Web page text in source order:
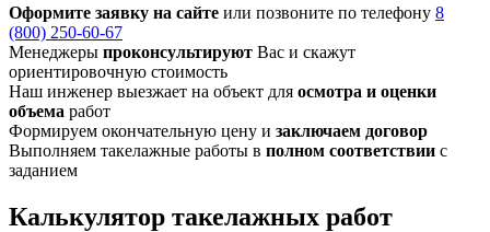
Оформите заявку на сайте или позвоните по телефону 8
(800) 250-60-67
Менеджеры проконсультируют Вас и скажут
ориентировочную стоимость
Наш инженер выезжает на объект для осмотра и оценки
объема работ
Формируем окончательную цену и заключаем договор
Выполняем такелажные работы в полном соответствии с
заданием
Калькулятор такелажных работ